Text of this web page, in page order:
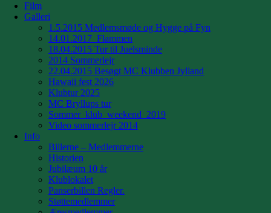
Film
Galleri
1.5.2015 Medlemsmøde og Hygge på Fyn
14.01.2017_Flammen
18.04.2015 Tur til Juelsminde
2014 Sommerlejr
22.04.2015 Besøgt MC Klubben Jylland
Hawaii fest 2026
Klubtur 2025
MC Bryllups tur
Sommer_klub_weekend_2019
Video sommerlejr 2014
Info
Billerne – Medlemmerne
Historien
Jubilæum 10 år
Klublokalet
Panserbillen Regler.
Støttemedlemmer